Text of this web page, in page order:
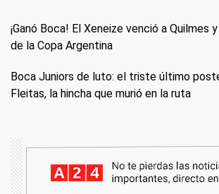
¡Ganó Boca! El Xeneize venció a Quilmes
de la Copa Argentina
Boca Juniors de luto: el triste último
Fleitas, la hincha que murió en la ruta